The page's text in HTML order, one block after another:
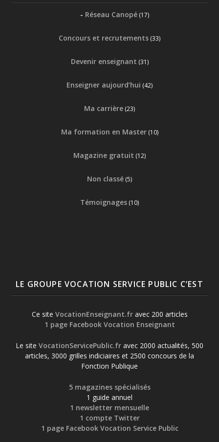
Réseau Canopé(17)
Concours et recrutements (33)
Devenir enseignant (31)
Enseigner aujourd’hui (42)
Ma carrière (23)
Ma formation en Master(10)
Magazine gratuit (12)
Non classé (5)
Témoignages (10)
LE GROUPE VOCATION SERVICE PUBLIC C’EST
Ce site VocationEnseignant.fravec 200 articles
1 page Facebook Vocation Enseignant
Le site VocationServicePublic.fr avec 2000 actualités, 500
articles, 3000 grilles indiciaires et 2500 concours de la
Fonction Publique
5 magazines spécialisés
1 guide annuel
1 newsletter mensuelle
1 compte Twitter
1 page Facebook Vocation Service Public